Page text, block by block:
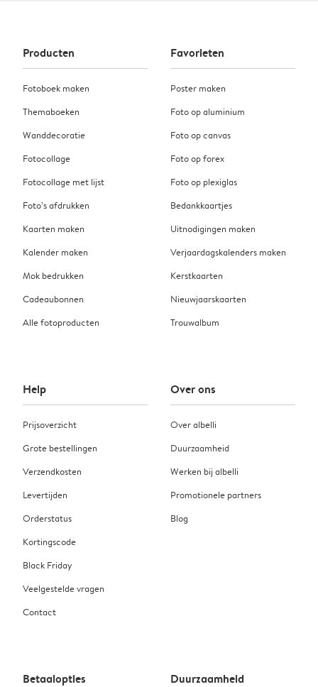
Producten
Fotoboek maken
Themaboeken
Wanddecoratie
Fotocollage
Fotocollage met lijst
Foto’s afdrukken
Kaarten maken
Kalender maken
Mok bedrukken
Cadeaubonnen
Alle fotoproducten
Favorieten
Poster maken
Foto op aluminium
Foto op canvas
Foto op forex
Foto op plexiglas
Bedankkaartjes
Uitnodigingen maken
Verjaardagskalenders maken
Kerstkaarten
Nieuwjaarskaarten
Trouwalbum
Help
Prijsoverzicht
Grote bestellingen
Verzendkosten
Levertijden
Orderstatus
Kortingscode
Black Friday
Veelgestelde vragen
Contact
Over ons
Over albelli
Duurzaamheid
Werken bij albelli
Promotionele partners
Blog
Betaalopties Duurzaamheid